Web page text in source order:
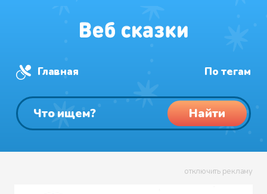
Главная По тегам
Найти
отключить рекламу